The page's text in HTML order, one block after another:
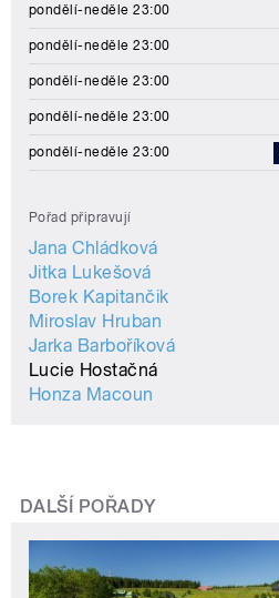
pondělí-neděle 23:00
pondělí-neděle 23:00
pondělí-neděle 23:00
pondělí-neděle 23:00
pondělí-neděle 23:00
Pořad připravují
Jana Chládková
Jitka Lukešová
Borek Kapitančik
Miroslav Hruban
Jarka Barboříková
Lucie Hostačná
Honza Macoun
DALŠÍ POŘADY